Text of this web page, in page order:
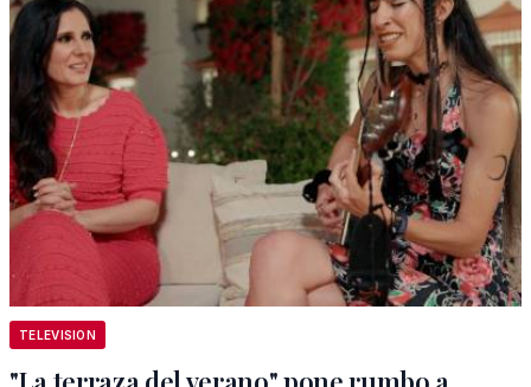
TELEVISION